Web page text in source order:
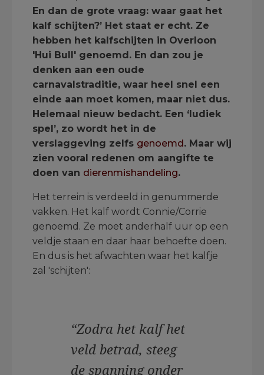
En dan de grote vraag: waar gaat het
kalf schijten?’ Het staat er echt. Ze
hebben het kalfschijten in Overloon
'Hui Bull' genoemd. En dan zou je
denken aan een oude
carnavalstraditie, waar heel snel een
einde aan moet komen, maar niet dus.
Helemaal nieuw bedacht. Een ‘ludiek
spel’, zo wordt het in de
verslaggeving zelfs genoemd. Maar wij
zien vooral redenen om aangifte te
doen van dierenmishandeling.
Het terrein is verdeeld in genummerde
vakken. Het kalf wordt Connie/Corrie
genoemd. Ze moet anderhalf uur op een
veldje staan en daar haar behoefte doen.
En dus is het afwachten waar het kalfje
zal 'schijten':
“Zodra het kalf het
veld betrad, steeg
de spanning onder